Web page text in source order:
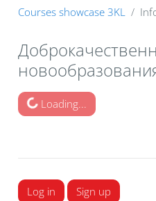
Courses showcase 3KL
Loading...
Log in Sign up